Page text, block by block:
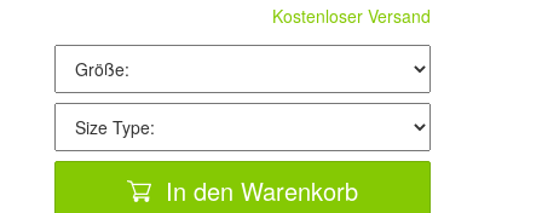
Kostenloser Versand
In den Warenkorb